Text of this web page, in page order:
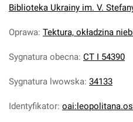
Biblioteka Ukrainy im. V.
Oprawa: Tektura, okładzina
Sygnatura obecna: CT I 54390
Sygnatura lwowska: 34133
Identyfikator: